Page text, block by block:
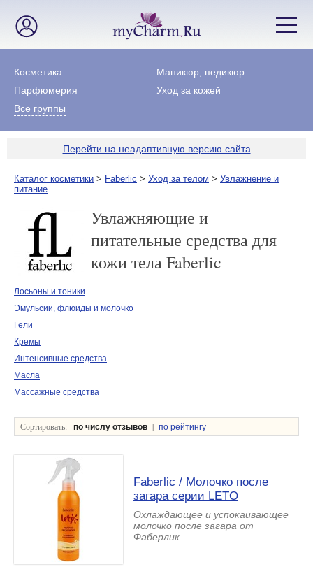
Косметика
Маникюр, педикюр
Парфюмерия
Уход за кожей
Все группы
Перейти на неадаптивную версию сайта
Каталог косметики > Faberlic > Уход за телом > Увлажнение и
питание
Увлажняющие и
питательные средства для
кожи тела Faberlic
Лосьоны и тоники
Эмульсии, флюиды и молочко
Гели
Кремы
Интенсивные средства
Масла
Массажные средства
Сортировать: по числу отзывов | по рейтингу
Faberlic / Молочко после
загара серии LETO
Охлаждающее и успокаивающее
молочко после загара от
Фаберлик